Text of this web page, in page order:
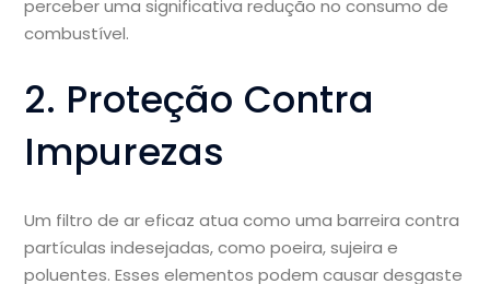
perceber uma significativa redução no consumo de
combustível.
2. Proteção Contra
Impurezas
Um filtro de ar eficaz atua como uma barreira contra
partículas indesejadas, como poeira, sujeira e
poluentes. Esses elementos podem causar desgaste